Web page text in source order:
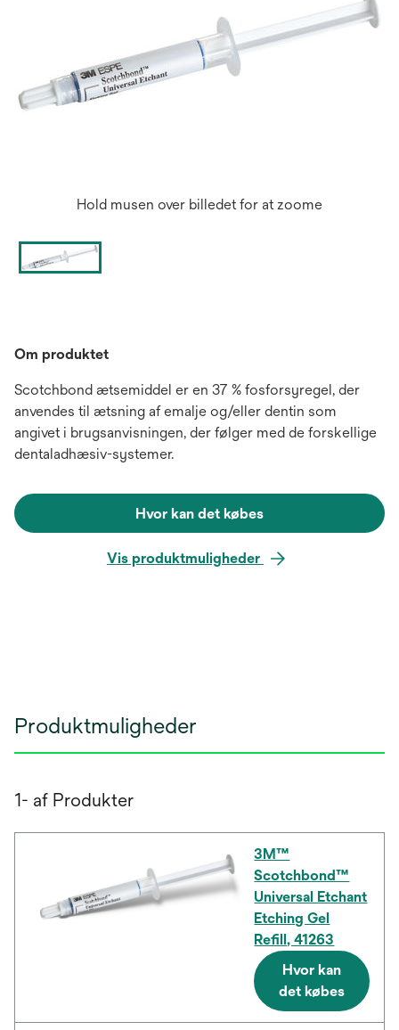
Hold musen over billedet for at zoome
Om produktet
Scotchbond ætsemiddel er en 37 % fosforsyregel, der
anvendes til ætsning af emalje og/eller dentin som
angivet i brugsanvisningen, der følger med de forskellige
dentaladhæsiv-systemer.
Hvor kan det købes
Vis produktmuligheder
Produktmuligheder
1- af Produkter
3M™
Scotchbond™
Universal Etchant
Etching Gel
Refill, 41263
Hvor kan
det købes